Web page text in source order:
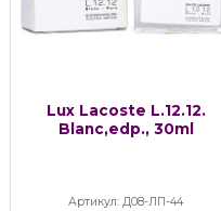
Lux Lacoste L.12.12.
Blanc,edp., 30ml
Артикул: Д08-ЛП-44